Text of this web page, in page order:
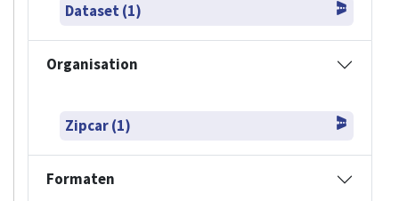
Dataset (1)
Organisation
Zipcar (1)
Formaten